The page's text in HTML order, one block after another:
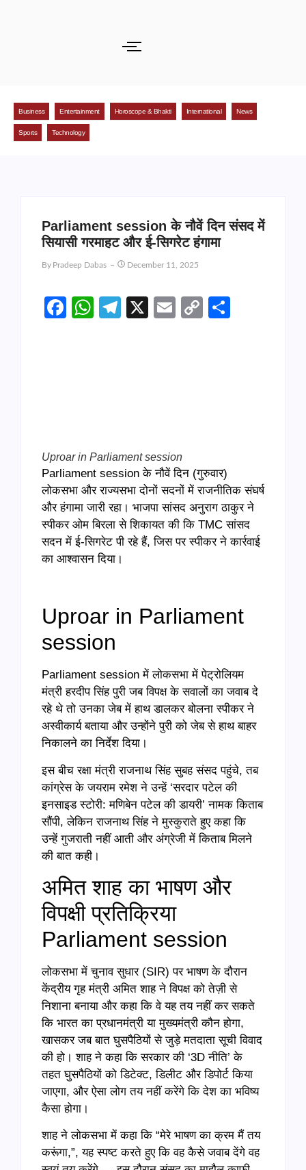
Business Entertainment Horoscope & Bhakti International News
Sports Technology
Parliament session के नौवें दिन संसद में
सियासी गरमाहट और ई-सिगरेट हंगामा
By Pradeep Dabas December 11, 2025
Facebook
WhatsApp
Telegram
X EmailCopy
Uproar in Parliament session
Parliament session के नौवें दिन (गुरुवार)
लोकसभा और राज्यसभा दोनों सदनों में राजनीतिक संघर्ष
और हंगामा जारी रहा। भाजपा सांसद अनुराग ठाकुर ने
स्पीकर ओम बिरला से शिकायत की कि TMC सांसद
सदन में ई-सिगरेट पी रहे हैं, जिस पर स्पीकर ने कार्रवाई
का आश्वासन दिया।
Uproar in Parliament
session
Parliament session में लोकसभा में पेट्रोलियम
मंत्री हरदीप सिंह पुरी जब विपक्ष के सवालों का जवाब दे
रहे थे तो उनका जेब में हाथ डालकर बोलना स्पीकर ने
अस्वीकार्य बताया और उन्होंने पुरी को जेब से हाथ बाहर
निकालने का निर्देश दिया।
इस बीच रक्षा मंत्री राजनाथ सिंह सुबह संसद पहुंचे, तब
कांग्रेस के जयराम रमेश ने उन्हें ‘सरदार पटेल की
इनसाइड स्टोरी: मणिबेन पटेल की डायरी’ नामक किताब
सौंपी, लेकिन राजनाथ सिंह ने मुस्कुराते हुए कहा कि
उन्हें गुजराती नहीं आती और अंग्रेजी में किताब मिलने
की बात कही।
अमित शाह का भाषण और
विपक्षी प्रतिक्रिया
Parliament session
लोकसभा में चुनाव सुधार (SIR) पर भाषण के दौरान
केंद्रीय गृह मंत्री अमित शाह ने विपक्ष को तेज़ी से
निशाना बनाया और कहा कि वे यह तय नहीं कर सकते
कि भारत का प्रधानमंत्री या मुख्यमंत्री कौन होगा,
खासकर जब बात घुसपैठियों से जुड़े मतदाता सूची विवाद
की हो। शाह ने कहा कि सरकार की ‘3D नीति’ के
तहत घुसपैठियों को डिटेक्ट, डिलीट और डिपोर्ट किया
जाएगा, और ऐसा लोग तय नहीं करेंगे कि देश का भविष्य
कैसा होगा।
शाह ने लोकसभा में कहा कि “मेरे भाषण का क्रम मैं तय
करूंगा,”, यह स्पष्ट करते हुए कि वह कैसे जवाब देंगे वह